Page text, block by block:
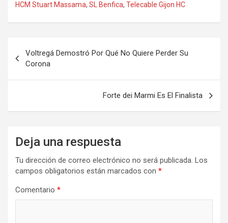
HCM Stuart Massama, SL Benfica, Telecable Gijon HC
Voltregá Demostró Por Qué No Quiere Perder Su
Corona
Forte dei Marmi Es El Finalista
Deja una respuesta
Tu dirección de correo electrónico no será publicada. Los
campos obligatorios están marcados con *
Comentario *